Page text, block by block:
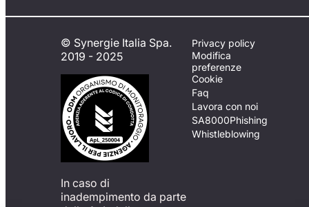
© Synergie Italia Spa.
2019 - 2025
In caso di
inadempimento da parte
Privacy policy
Modifica
preferenze
Cookie
Faq
Lavora con noi
SA8000Phishing
Whistleblowing